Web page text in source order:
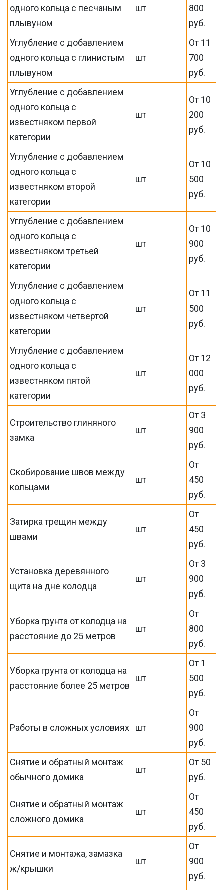
одного кольца с песчаным
плывуном
шт
800
руб.
Углубление с добавлением
одного кольца с глинистым
плывуном
шт
От 11
700
руб.
Углубление с добавлением
одного кольца с
известняком первой
категории
шт
От 10
200
руб.
Углубление с добавлением
одного кольца с
известняком второй
категории
шт
От 10
500
руб.
Углубление с добавлением
одного кольца с
известняком третьей
категории
шт
От 10
900
руб.
Углубление с добавлением
одного кольца с
известняком четвертой
категории
шт
От 11
500
руб.
Углубление с добавлением
одного кольца с
известняком пятой
категории
шт
От 12
000
руб.
Строительство глиняного
замка
шт
От 3
900
руб.
Скобирование швов между
кольцами
шт
От
450
руб.
Затирка трещин между
швами
шт
От
450
руб.
Установка деревянного
щита на дне колодца
шт
От 3
900
руб.
Уборка грунта от колодца на
расстояние до 25 метров
шт
От
800
руб.
Уборка грунта от колодца на
расстояние более 25 метров
шт
От 1
500
руб.
Работы в сложных условиях шт
От
900
руб.
Снятие и обратный монтаж
обычного домика
шт
От 50
руб.
Снятие и обратный монтаж
сложного домика
шт
От
450
руб.
Снятие и монтажа, замазка
ж/крышки
шт
От
900
руб.